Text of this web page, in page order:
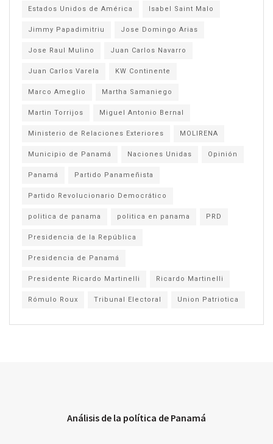
Estados Unidos de América Isabel Saint Malo
Jimmy Papadimitriu Jose Domingo Arias
Jose Raul Mulino Juan Carlos Navarro
Juan Carlos Varela KW Continente
Marco Ameglio Martha Samaniego
Martin Torrijos Miguel Antonio Bernal
Ministerio de Relaciones Exteriores MOLIRENA
Municipio de Panamá Naciones Unidas Opinión
Panamá Partido Panameñista
Partido Revolucionario Democrático
politica de panama politica en panama PRD
Presidencia de la República
Presidencia de Panamá
Presidente Ricardo Martinelli Ricardo Martinelli
Rómulo Roux Tribunal Electoral Union Patriotica
Análisis de la política de Panamá